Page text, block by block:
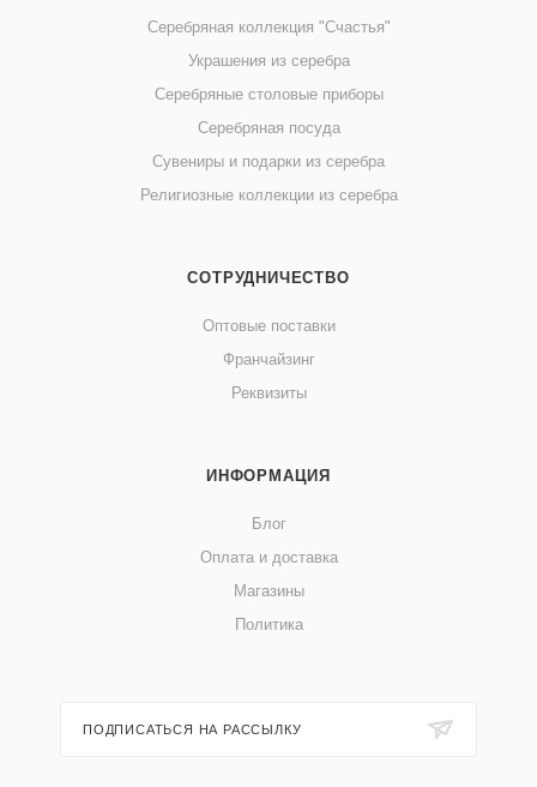
Серебряная коллекция "Счастья"
Украшения из серебра
Серебряные столовые приборы
Серебряная посуда
Сувениры и подарки из серебра
Религиозные коллекции из серебра
СОТРУДНИЧЕСТВО
Оптовые поставки
Франчайзинг
Реквизиты
ИНФОРМАЦИЯ
Блог
Оплата и доставка
Магазины
Политика
ПОДПИСАТЬСЯ НА РАССЫЛКУ